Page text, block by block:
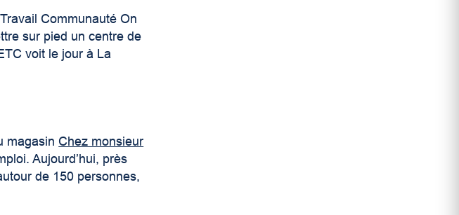
Communauté On
sur pied un centre de
voit le jour à La
magasin Chez monsieur
Aujourd’hui, près
de 150 personnes,